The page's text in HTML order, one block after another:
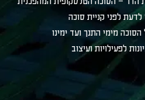
לפני קניית סוכה
מימי התנך ועד ימינו
לפעילויות ועיצוב